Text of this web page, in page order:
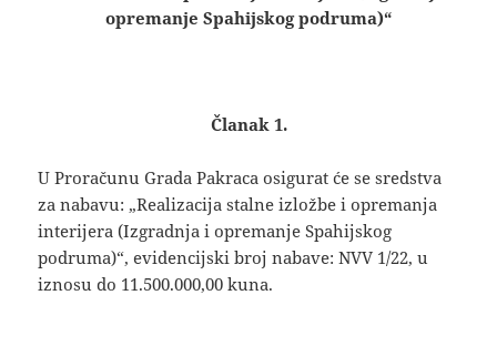
opremanje Spahijskog podruma)“
Članak 1.
U Proračunu Grada Pakraca osigurat će se sredstva
za nabavu: „Realizacija stalne izložbe i opremanja
interijera (Izgradnja i opremanje Spahijskog
podruma)“, evidencijski broj nabave: NVV 1/22, u
iznosu do 11.500.000,00 kuna.